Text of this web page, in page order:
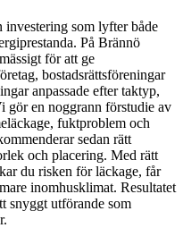
investering som lyfter både
På Brännö
för att ge
bostadsrättsföreningar
anpassade efter taktyp,
en noggrann förstudie av
fuktproblem och
sedan rätt
och placering. Med rätt
du risken för läckage, får
inomhusklimat. Resultatet
snyggt utförande som